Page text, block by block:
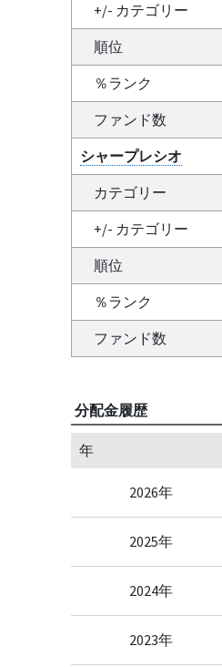
+/- カテゴリー
順位
％ランク
ファンド数
シャープレシオ
カテゴリー
+/- カテゴリー
順位
％ランク
ファンド数
分配金履歴
年
2026年
2025年
2024年
2023年